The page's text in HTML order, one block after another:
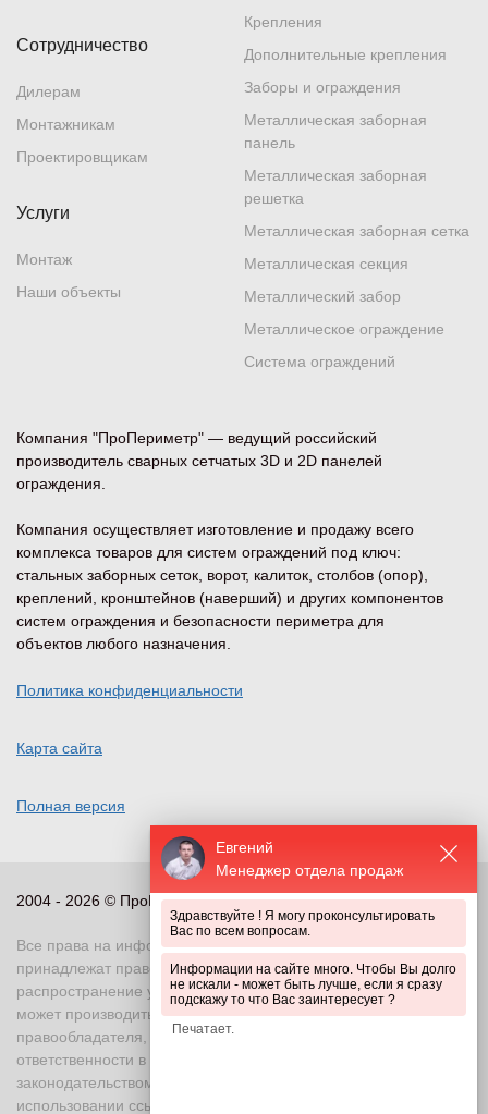
Евгений
Менеджер отдела продаж
Здравствуйте ! Я могу проконсультировать
Вас по всем вопросам.
Информации на сайте много. Чтобы Вы долго
не искали - может быть лучше, если я сразу
подскажу то что Вас заинтересует ?
Компания "ПроПериметр" — ведущий российский
производитель сварных сетчатых 3D и 2D панелей
ограждения.
Компания осуществляет изготовление и продажу всего
комплекса товаров для систем ограждений под ключ:
стальных заборных сеток, ворот, калиток, столбов (опор),
креплений, кронштейнов (наверший) и других компонентов
систем ограждения и безопасности периметра для
объектов любого назначения.
Политика конфиденциальности
Карта сайта
Полная версия
Крепления
Дополнительные крепления
Заборы и ограждения
Металлическая заборная
панель
Металлическая заборная
решетка
Металлическая заборная сетка
Металлическая секция
Металлический забор
Металлическое ограждение
Система ограждений
Сотрудничество
Дилерам
Монтажникам
Проектировщикам
Услуги
Монтаж
Наши объекты
2004 - 2026 © ПроПериметр, все права защищены
Все права на информационные и иные материалы сайта
принадлежат правообладателю. Воспроизведение или
распространение указанных материалов в любой форме
может производиться только с письменного разрешения
правообладателя, в противном случае возможно применение
ответственности в соответствии с действующим
законодательством Российской Федерации. При
использовании ссылка на правообладателя и источник